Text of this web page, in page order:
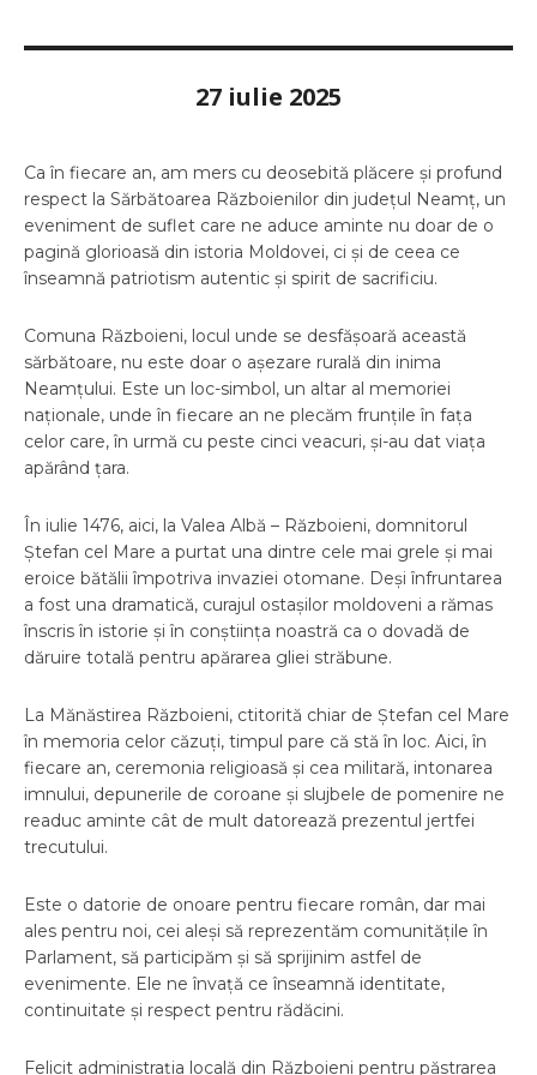
27 iulie 2025
Ca în fiecare an, am mers cu deosebită plăcere și profund
respect la Sărbătoarea Războienilor din județul Neamț, un
eveniment de suflet care ne aduce aminte nu doar de o
pagină glorioasă din istoria Moldovei, ci și de ceea ce
înseamnă patriotism autentic și spirit de sacrificiu.
Comuna Războieni, locul unde se desfășoară această
sărbătoare, nu este doar o așezare rurală din inima
Neamțului. Este un loc-simbol, un altar al memoriei
naționale, unde în fiecare an ne plecăm frunțile în fața
celor care, în urmă cu peste cinci veacuri, și-au dat viața
apărând țara.
În iulie 1476, aici, la Valea Albă – Războieni, domnitorul
Ștefan cel Mare a purtat una dintre cele mai grele și mai
eroice bătălii împotriva invaziei otomane. Deși înfruntarea
a fost una dramatică, curajul ostașilor moldoveni a rămas
înscris în istorie și în conștiința noastră ca o dovadă de
dăruire totală pentru apărarea gliei străbune.
La Mănăstirea Războieni, ctitorită chiar de Ștefan cel Mare
în memoria celor căzuți, timpul pare că stă în loc. Aici, în
fiecare an, ceremonia religioasă și cea militară, intonarea
imnului, depunerile de coroane și slujbele de pomenire ne
readuc aminte cât de mult datorează prezentul jertfei
trecutului.
Este o datorie de onoare pentru fiecare român, dar mai
ales pentru noi, cei aleși să reprezentăm comunitățile în
Parlament, să participăm și să sprijinim astfel de
evenimente. Ele ne învață ce înseamnă identitate,
continuitate și respect pentru rădăcini.
Felicit administrația locală din Războieni pentru păstrarea